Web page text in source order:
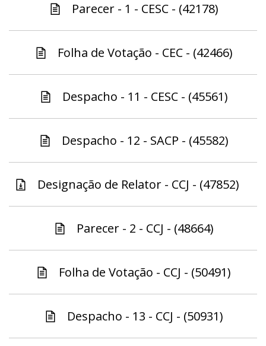
Parecer - 1 - CESC - (42178)
Folha de Votação - CEC - (42466)
Despacho - 11 - CESC - (45561)
Despacho - 12 - SACP - (45582)
Designação de Relator - CCJ - (47852)
Parecer - 2 - CCJ - (48664)
Folha de Votação - CCJ - (50491)
Despacho - 13 - CCJ - (50931)